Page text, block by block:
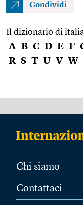
Condividi
Il dizionario di
A B C D E F
R S T U V W
Chi siamo
Contattaci